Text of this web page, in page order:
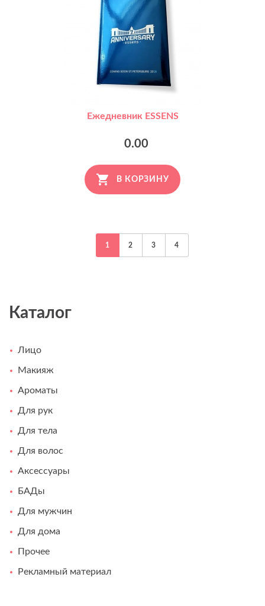
Ежедневник ESSENS
0.00
В КОРЗИНУ
1 2 3 4
Каталог
Лицо
Макияж
Ароматы
Для рук
Для тела
Для волос
Аксессуары
БАДы
Для мужчин
Для дома
Прочее
Рекламный материал